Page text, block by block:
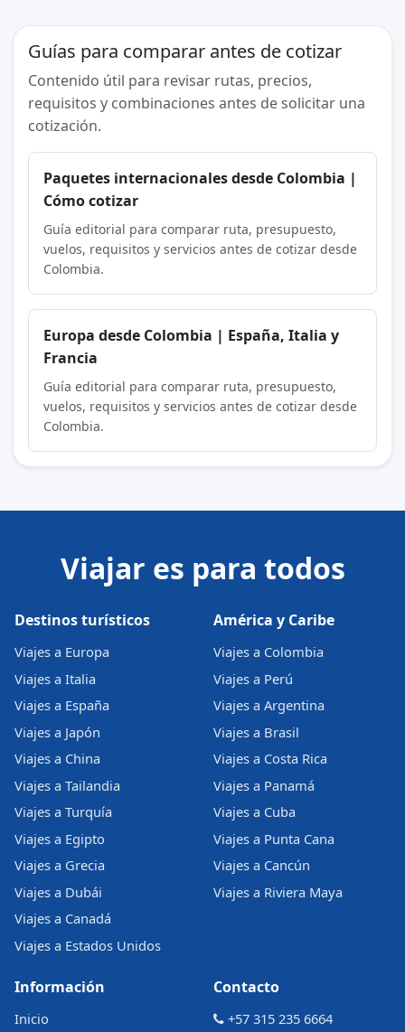
Guías para comparar antes de cotizar
Contenido útil para revisar rutas, precios,
requisitos y combinaciones antes de solicitar una
cotización.
Paquetes internacionales desde Colombia |
Cómo cotizar
Guía editorial para comparar ruta, presupuesto,
vuelos, requisitos y servicios antes de cotizar desde
Colombia.
Europa desde Colombia | España, Italia y
Francia
Guía editorial para comparar ruta, presupuesto,
vuelos, requisitos y servicios antes de cotizar desde
Colombia.
Viajar es para todos
Destinos turísticos
Viajes a Europa
Viajes a Italia
Viajes a España
Viajes a Japón
Viajes a China
Viajes a Tailandia
Viajes a Turquía
Viajes a Egipto
Viajes a Grecia
Viajes a Dubái
Viajes a Canadá
Viajes a Estados Unidos
América y Caribe
Viajes a Colombia
Viajes a Perú
Viajes a Argentina
Viajes a Brasil
Viajes a Costa Rica
Viajes a Panamá
Viajes a Cuba
Viajes a Punta Cana
Viajes a Cancún
Viajes a Riviera Maya
Información
Inicio
Contacto
+57 315 235 6664